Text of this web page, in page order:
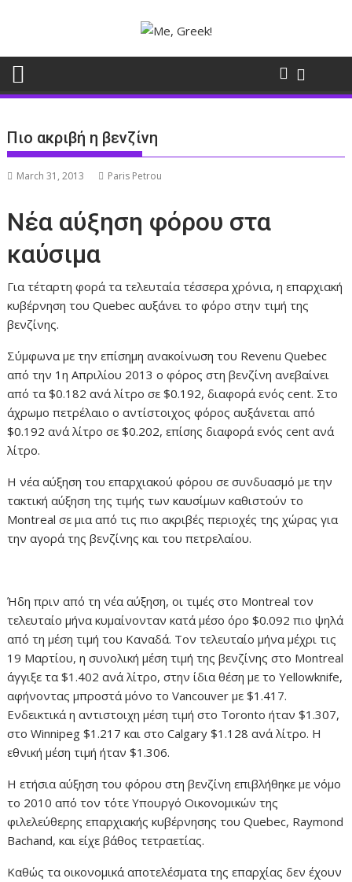
Πιο ακριβή η βενζίνη
March 31, 2013 Paris Petrou
Νέα αύξηση φόρου στα
καύσιμα
Για τέταρτη φορά τα τελευταία τέσσερα χρόνια, η επαρχιακή
κυβέρνηση του Quebec αυξάνει το φόρο στην τιμή της
βενζίνης.
Σύμφωνα με την επίσημη ανακοίνωση του Revenu Quebec
από την 1η Απριλίου 2013 ο φόρος στη βενζίνη ανεβαίνει
από τα $0.182 ανά λίτρο σε $0.192, διαφορά ενός cent. Στο
άχρωμο πετρέλαιο ο αντίστοιχος φόρος αυξάνεται από
$0.192 ανά λίτρο σε $0.202, επίσης διαφορά ενός cent ανά
λίτρο.
Η νέα αύξηση του επαρχιακού φόρου σε συνδυασμό με την
τακτική αύξηση της τιμής των καυσίμων καθιστούν το
Montreal σε μια από τις πιο ακριβές περιοχές της χώρας για
την αγορά της βενζίνης και του πετρελαίου.
Ήδη πριν από τη νέα αύξηση, οι τιμές στο Montreal τον
τελευταίο μήνα κυμαίνονταν κατά μέσο όρο $0.092 πιο ψηλά
από τη μέση τιμή του Καναδά. Τον τελευταίο μήνα μέχρι τις
19 Μαρτίου, η συνολική μέση τιμή της βενζίνης στο Montreal
άγγιξε τα $1.402 ανά λίτρο, στην ίδια θέση με το Yellowknife,
αφήνοντας μπροστά μόνο το Vancouver με $1.417.
Ενδεικτικά η αντιστοιχη μέση τιμή στο Toronto ήταν $1.307,
στο Winnipeg $1.217 και στο Calgary $1.128 ανά λίτρο. Η
εθνική μέση τιμή ήταν $1.306.
Η ετήσια αύξηση του φόρου στη βενζίνη επιβλήθηκε με νόμο
το 2010 από τον τότε Υπουργό Οικονομικών της
φιλελεύθερης επαρχιακής κυβέρνησης του Quebec, Raymond
Bachand, και είχε βάθος τετραετίας.
Καθώς τα οικονομικά αποτελέσματα της επαρχίας δεν έχουν